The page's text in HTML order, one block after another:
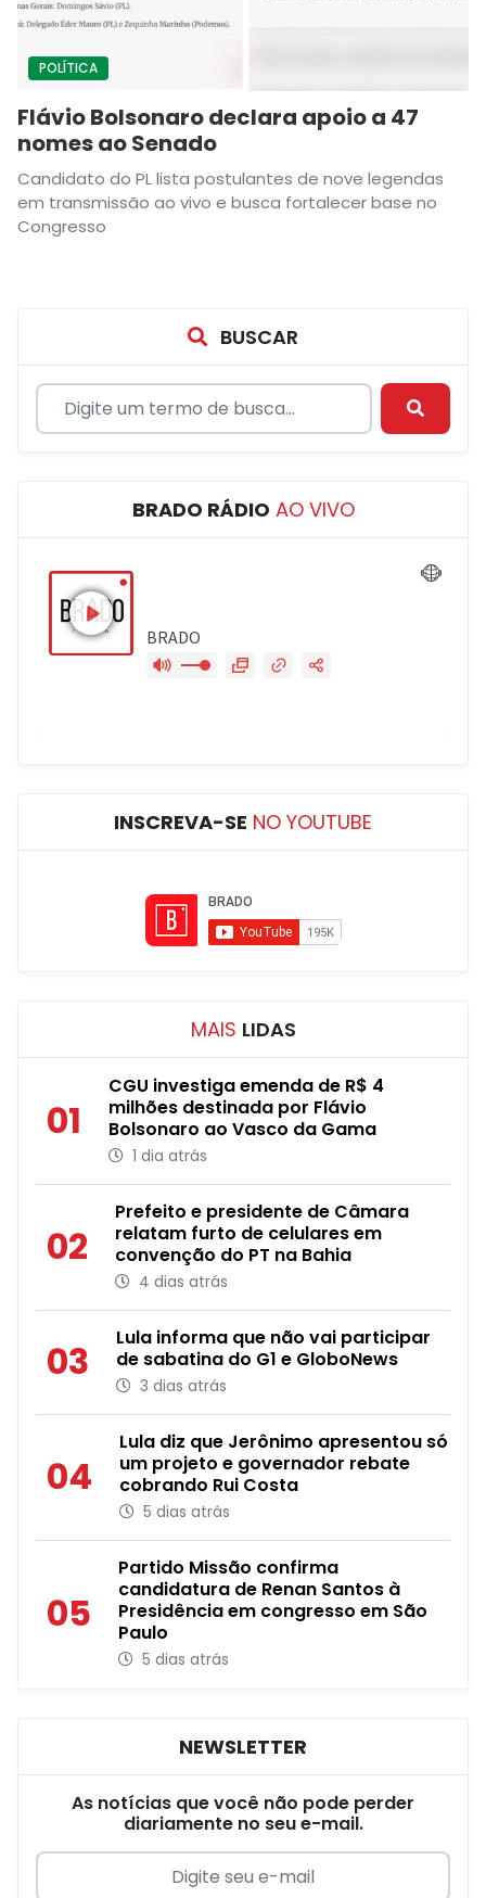
POLÍTICA
Flávio Bolsonaro declara apoio a 47
nomes ao Senado
Candidato do PL lista postulantes de nove legendas
em transmissão ao vivo e busca fortalecer base no
Congresso
BUSCAR
BRADO RÁDIO AO VIVO
INSCREVA-SE NO YOUTUBE
MAIS LIDAS
01
CGU investiga emenda de R$ 4
milhões destinada por Flávio
Bolsonaro ao Vasco da Gama
1 dia atrás
02
Prefeito e presidente de Câmara
relatam furto de celulares em
convenção do PT na Bahia
4 dias atrás
03
Lula informa que não vai participar
de sabatina do G1 e GloboNews
3 dias atrás
04
Lula diz que Jerônimo apresentou só
um projeto e governador rebate
cobrando Rui Costa
5 dias atrás
05
Partido Missão confirma
candidatura de Renan Santos à
Presidência em congresso em São
Paulo
5 dias atrás
NEWSLETTER
As notícias que você não pode perder
diariamente no seu e-mail.